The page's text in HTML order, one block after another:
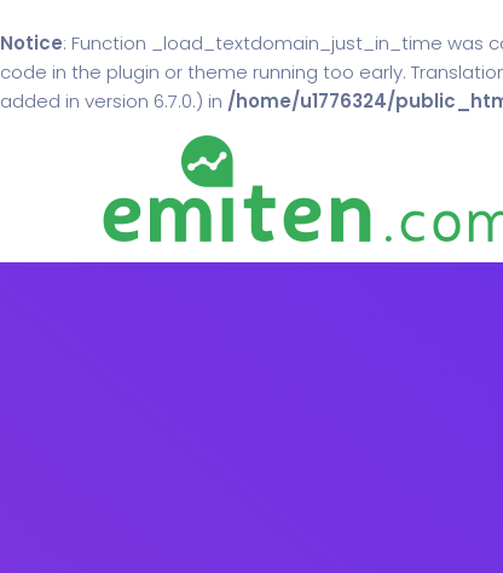
Notice: Function _load_textdomain_just_in_time was
code in the plugin or theme running too early.
added in version 6.7.0.) in /home/u1776324/